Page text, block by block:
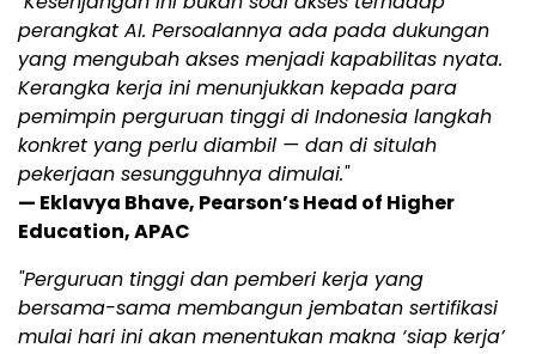
perangkat AI. Persoalannya ada pada dukungan
yang mengubah akses menjadi kapabilitas nyata.
Kerangka kerja ini menunjukkan kepada para
pemimpin perguruan tinggi di Indonesia langkah
konkret yang perlu diambil — dan di situlah
pekerjaan sesungguhnya dimulai."
— Eklavya Bhave, Pearson’s Head of Higher
Education, APAC
"Perguruan tinggi dan pemberi kerja yang
bersama-sama membangun jembatan sertifikasi
mulai hari ini akan menentukan makna ‘siap kerja’